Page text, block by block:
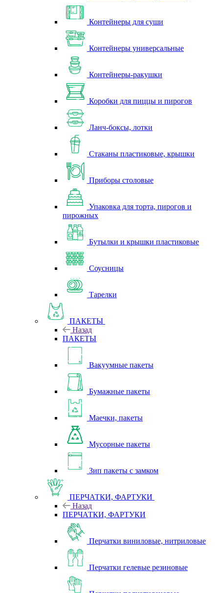
Контейнеры для суши
Контейнеры универсальные
Контейнеры-ракушки
Коробки для пиццы и пирогов
Ланч-боксы, лотки
Стаканы пластиковые, крышки
Приборы столовые
Упаковка для торта, пирогов и
пирожных
Бутылки и крышки пластиковые
Соусницы
Тарелки
ПАКЕТЫ
Назад
ПАКЕТЫ
Вакуумные пакеты
Бумажные пакеты
Маечки, пакеты
Мусорные пакеты
Зип пакеты с замком
ПЕРЧАТКИ, ФАРТУКИ
Назад
ПЕРЧАТКИ, ФАРТУКИ
Перчатки виниловые, нитриловые
Перчатки гелевые резиновые